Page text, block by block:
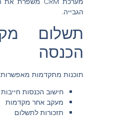
הגבייה.
תשלום
הכנסה
תוכנות מתקדמות מאפשרות:
חישוב הכנסות
מעקב אחר מקדמות
תזכורות לתשלום